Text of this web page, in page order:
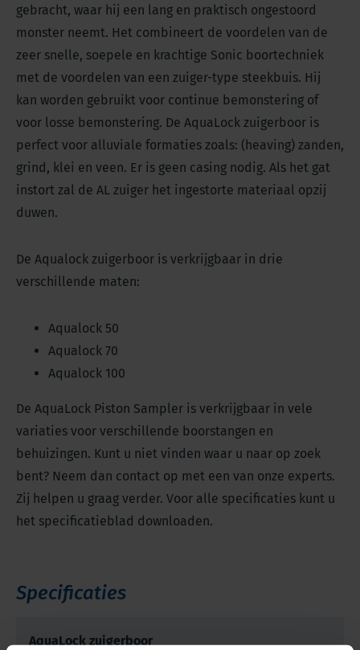
gebracht, waar hij een lang en praktisch ongestoord
monster neemt. Het combineert de voordelen van de
zeer snelle, soepele en krachtige Sonic boortechniek
met de voordelen van een zuiger-type steekbuis. Hij
kan worden gebruikt voor continue bemonstering of
voor losse bemonstering. De AquaLock zuigerboor is
perfect voor alluviale formaties zoals: (heaving) zanden,
grind, klei en veen. Er is geen casing nodig. Als het gat
instort zal de AL zuiger het ingestorte materiaal opzij
duwen.
De Aqualock zuigerboor is verkrijgbaar in drie
verschillende maten:
Aqualock 50
Aqualock 70
Aqualock 100
De AquaLock Piston Sampler is verkrijgbaar in vele
variaties voor verschillende boorstangen en
behuizingen. Kunt u niet vinden waar u naar op zoek
bent? Neem dan contact op met een van onze experts.
Zij helpen u graag verder. Voor alle specificaties kunt u
het specificatieblad downloaden.
Specificaties
AquaLock zuigerboor